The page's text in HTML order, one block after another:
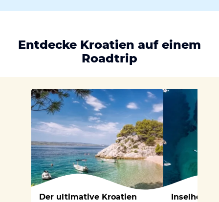
Entdecke Kroatien auf einem
Roadtrip
Der ultimative Kroatien